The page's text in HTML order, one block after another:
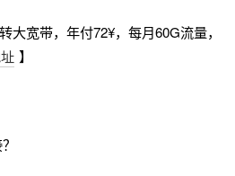
大宽带，年付72¥，每月60G流量，
】